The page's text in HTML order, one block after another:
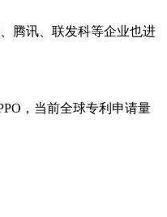
腾讯、联发科等企业也进
，当前全球专利申请量